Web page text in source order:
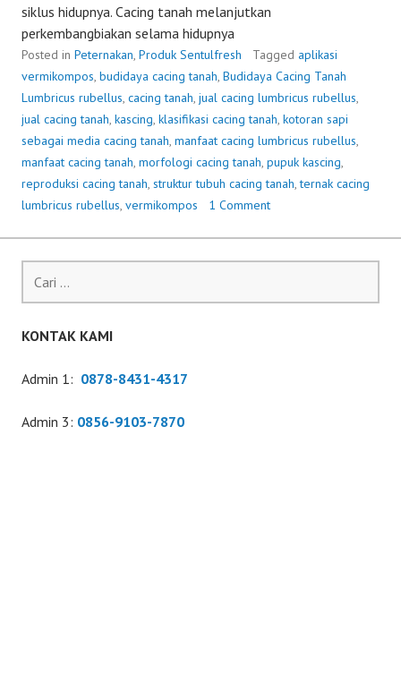
siklus hidupnya. Cacing tanah melanjutkan
perkembangbiakan selama hidupnya
Posted in Peternakan, Produk Sentulfresh Tagged aplikasi
vermikompos, budidaya cacing tanah, Budidaya Cacing Tanah
Lumbricus rubellus, cacing tanah, jual cacing lumbricus rubellus,
jual cacing tanah, kascing, klasifikasi cacing tanah, kotoran sapi
sebagai media cacing tanah, manfaat cacing lumbricus rubellus,
manfaat cacing tanah, morfologi cacing tanah, pupuk kascing,
reproduksi cacing tanah, struktur tubuh cacing tanah,ternak cacing
lumbricus rubellus, vermikompos 1 Comment
untuk:
KONTAK KAMI
Admin 1: 0878-8431-4317
Admin 3: 0856-9103-7870